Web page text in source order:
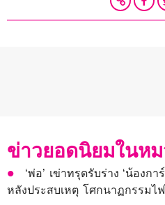
ข่าวยอดนิยมในห
‘พ่อ’ เข่าทรุดรับร่าง ‘น้องก
หลังประสบเหตุ โศกนาฏกรรมไฟ